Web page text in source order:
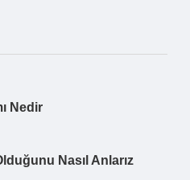
Nedir
Nasıl Anlarız